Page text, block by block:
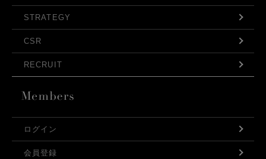
STRATEGY
CSR
RECRUIT
ログイン
会員登録